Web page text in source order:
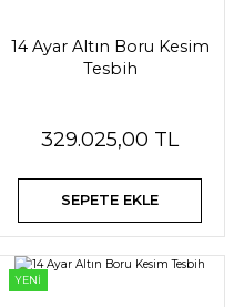
14 Ayar Altın Boru Kesim
Tesbih
329.025,00 TL
SEPETE EKLE
YENİ